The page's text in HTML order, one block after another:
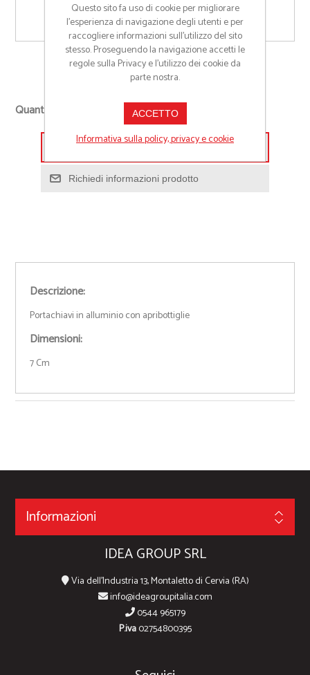
Portachiavi in alluminio con apribottiglie
Cod:00548
Quantità richiesta
+
-
Aggiungi alla lista preventivo
Richiedi informazioni prodotto
Descrizione:
Portachiavi in alluminio con apribottiglie
Dimensioni:
7 Cm
Informazioni
IDEA GROUP SRL
Via dell'Industria 13, Montaletto di Cervia (RA)
info@ideagroupitalia.com
0544 965179
P.iva02754800395
Questo sito fa uso di cookie per migliorare
l’esperienza di navigazione degli utenti e per
raccogliere informazioni sull’utilizzo del sito
stesso. Proseguendo la navigazione accetti le
regole sulla Privacy e l'utilizzo dei cookie da
parte nostra.
ACCETTO
Informativa sulla policy, privacy e cookie